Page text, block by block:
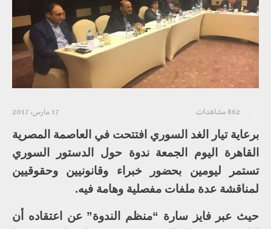
17 مارس، 2017 862 مشاهدات
برعاية تيار الغد السوري افتتحت في العاصمة المصرية
القاهرة اليوم الجمعة ندوة حول الدستور السوري
تستمر ليومين بحضور خبراء وقانونيين وحقوقيين
لمناقشة عدة ملفات مفصلية وهامة فيه.
حيث عبر فايز سارة “منظم الندوة” عن اعتقاده أن